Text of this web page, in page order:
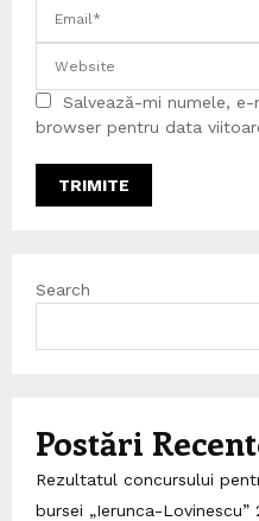
Salvează-mi numele,
browser pentru data
Search
Postări
Rezultatul concursului
bursei „Ierunca-Lovinescu”